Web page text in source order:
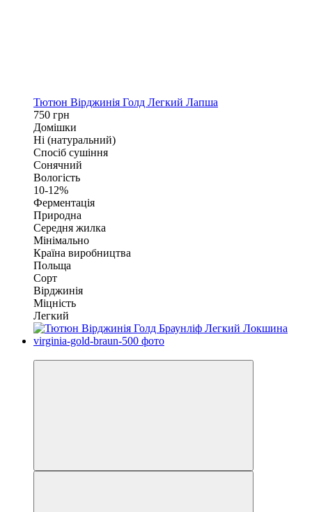
Тютюн Вірджинія Голд Легкий Лапша
750 грн
Домішки
Ні (натуральний)
Спосіб сушіння
Сонячний
Вологість
10-12%
Ферментація
Природна
Середня жилка
Мінімально
Країна виробництва
Польща
Сорт
Вірджинія
Міцність
Легкий